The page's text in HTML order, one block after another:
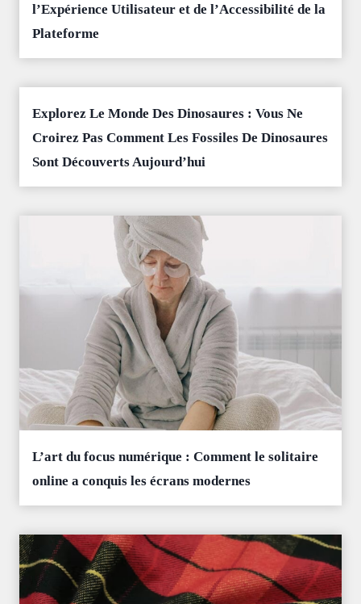
l’Expérience Utilisateur et de l’Accessibilité de la
Plateforme
Explorez Le Monde Des Dinosaures : Vous Ne
Croirez Pas Comment Les Fossiles De Dinosaures
Sont Découverts Aujourd’hui
L’art du focus numérique : Comment le solitaire
online a conquis les écrans modernes